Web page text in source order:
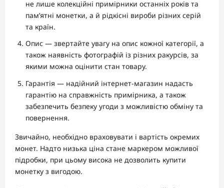
не лише колекційні примірники останніх років та
пам’ятні монетки, а й рідкісні вироби різних серій
та країн.
Опис — звертайте увагу на опис кожної категорії, а
також наявність фотографій із різних ракурсів, за
якими можна оцінити стан товару.
Гарантія — надійний інтернет-магазин надасть
гарантію на справжність примірника, а також
забезпечить безпеку угоди з можливістю обміну та
повернення.
Звичайно, необхідно враховувати і вартість окремих
монет. Надто низька ціна стане маркером можливої
підробки, при цьому висока не дозволить купити
монетку з вигодою.